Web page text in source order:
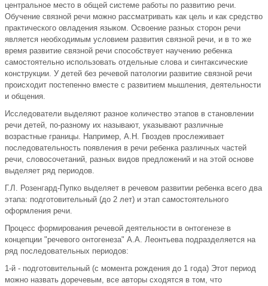
центральное место в общей системе работы по развитию речи.
Обучение связной речи можно рассматривать как цель и как средство
практического овладения языком. Освоение разных сторон речи
является необходимым условием развития связной речи, и в то же
время развитие связной речи способствует научению ребенка
самостоятельно использовать отдельные слова и синтаксические
конструкции. У детей без речевой патологии развитие связной речи
происходит постепенно вместе с развитием мышления, деятельности
и общения.
Исследователи выделяют разное количество этапов в становлении
речи детей, по-разному их называют, указывают различные
возрастные границы. Например, А.Н. Гвоздев прослеживает
последовательность появления в речи ребенка различных частей
речи, словосочетаний, разных видов предложений и на этой основе
выделяет ряд периодов.
Г.Л. Розенгард-Пупко выделяет в речевом развитии ребенка всего два
этапа: подготовительный (до 2 лет) и этап самостоятельного
оформления речи.
Процесс формирования речевой деятельности в онтогенезе в
концепции "речевого онтогенеза" А.А. Леонтьева подразделяется на
ряд последовательных периодов:
1-й - подготовительный (с момента рождения до 1 года) Этот период
можно назвать доречевым, все авторы сходятся в том, что